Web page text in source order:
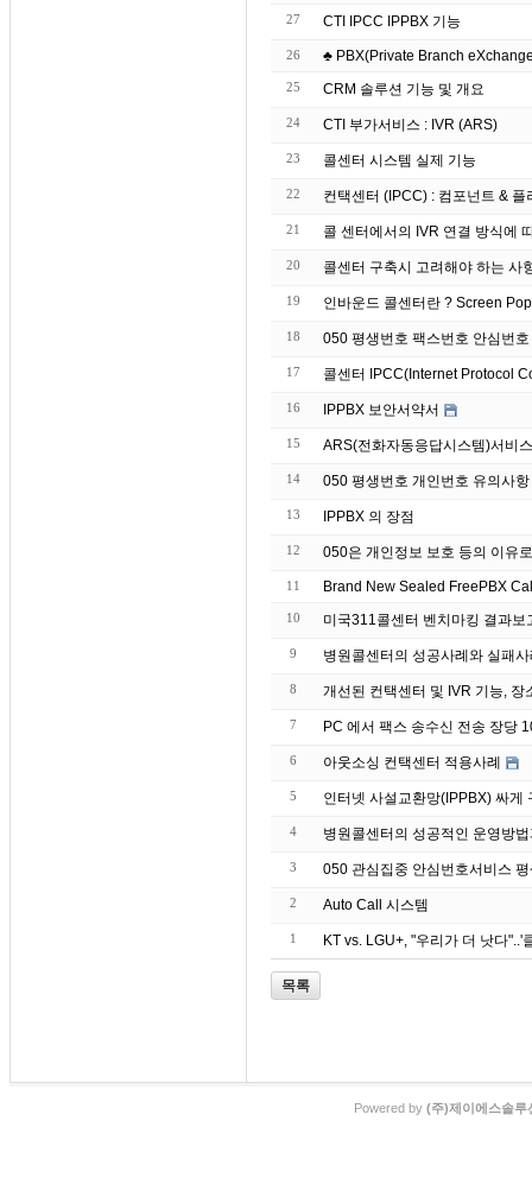
27 CTI IPCC IPPBX 기능
26 ♣ PBX(Private Branch
25 CRM 솔루션 기능 및 개요
24 CTI 부가서비스 : IVR (ARS)
23 콜센터 시스템 실제 기능
22 컨택센터 (IPCC) : 컴포넌트 &
21 콜 센터에서의 IVR 연결 방식에
20 콜센터 구축시 고려해야 하는 사
19 인바운드 콜센터
18 050 평생번호 팩스번호 안심번호
17 콜센터 IPCC(Internet Protocol
16 IPPBX 보안서약서
15 ARS(전화자동응답시스템)서비
14 050 평생번호 개인번호 유의사항
13 IPPBX 의 장점
12 050은 개인정보 보호 등의 이유
11
10 미국311콜센터 벤치마킹 결과보
9 병원콜센터의 성공사례와 실패
8 개선된 컨택센터 및 IVR 기능, 장
7 PC 에서 팩스 송수신 전송 장당
6 아웃소싱 컨택센터 적용사례
5 인터넷 사설교환망(IPPBX) 싸게
4 병원콜센터의 성공적인 운영방
3 050 관심집중 안심번호서비스
2 Auto Call 시스템
1 KT vs. LGU+, "우리가 더 낫다"..'
목록
Powered by (주)제이에스솔루